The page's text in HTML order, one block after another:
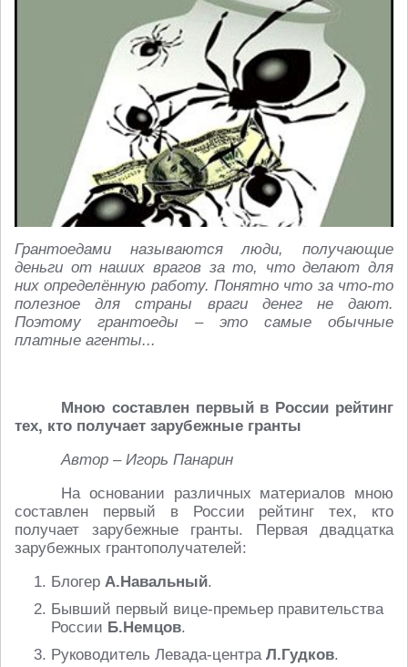
Грантоедами называются люди, получающие
деньги от наших врагов за то, что делают для
них определённую работу. Понятно что за что-то
полезное для страны враги денег не дают.
Поэтому грантоеды – это самые обычные
платные агенты...
Мною составлен первый в России рейтинг
тех, кто получает зарубежные гранты
Автор – Игорь Панарин
На основании различных материалов мною
составлен первый в России рейтинг тех, кто
получает зарубежные гранты. Первая двадцатка
зарубежных грантополучателей:
Блогер А.Навальный.
Бывший первый вице-премьер правительства
России Б.Немцов.
Руководитель Левада-центра Л.Гудков.